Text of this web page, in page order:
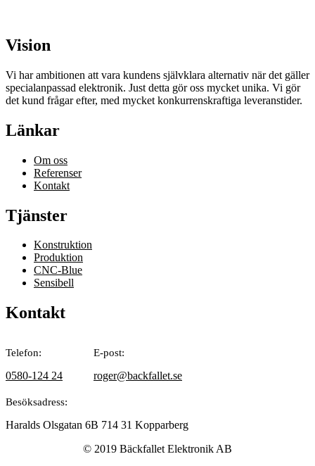
Vision
Vi har ambitionen att vara kundens självklara alternativ när det gäller
specialanpassad elektronik. Just detta gör oss mycket unika. Vi gör
det kund frågar efter, med mycket konkurrenskraftiga leveranstider.
Länkar
Om oss
Referenser
Kontakt
Tjänster
Konstruktion
Produktion
CNC-Blue
Sensibell
Kontakt
Telefon:
0580-124 24
E-post:
roger@backfallet.se
Besöksadress:
Haralds Olsgatan 6B 714 31 Kopparberg
© 2019 Bäckfallet Elektronik AB